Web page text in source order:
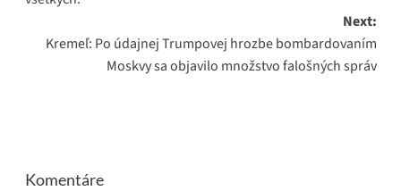
Next:
Kremeľ: Po údajnej Trumpovej hrozbe bombardovaním
Moskvy sa objavilo množstvo falošných správ
Komentáre